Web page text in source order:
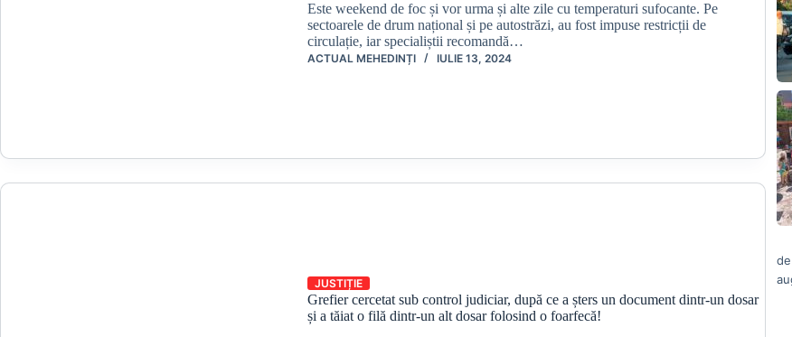
Este weekend de foc și vor urma și alte zile cu temperaturi sufocante. Pe
sectoarele de drum național și pe autostrăzi, au fost impuse restricții de
circulație, iar specialiștii recomandă…
ACTUAL MEHEDINȚI IULIE 13, 2024
JUSTIȚIE
Grefier cercetat sub control judiciar, după ce a șters un document dintr-un dosar
și a tăiat o filă dintr-un alt dosar folosind o foarfecă!